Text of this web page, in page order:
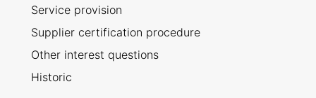
Service provision
Supplier certification procedure
Other interest questions
Historic